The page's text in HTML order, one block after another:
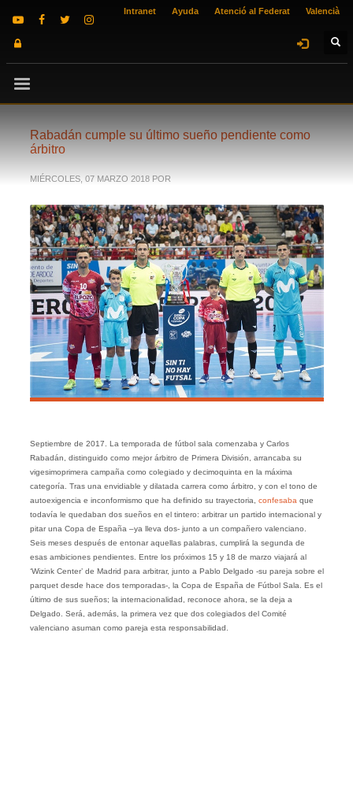
Intranet Ayuda Atenció al Federat Valencià
Rabadán cumple su último sueño pendiente como
árbitro
MIÉRCOLES, 07 MARZO 2018 POR
Septiembre de 2017. La temporada de fútbol sala comenzaba y Carlos
Rabadán, distinguido como mejor árbitro de Primera División, arrancaba su
vigesimoprimera campaña como colegiado y decimoquinta en la máxima
categoría. Tras una envidiable y dilatada carrera como árbitro, y con el tono de
autoexigencia e inconformismo que ha definido su trayectoria, confesaba que
todavía le quedaban dos sueños en el tintero: arbitrar un partido internacional y
pitar una Copa de España –ya lleva dos- junto a un compañero valenciano.
Seis meses después de entonar aquellas palabras, cumplirá la segunda de
esas ambiciones pendientes. Entre los próximos 15 y 18 de marzo viajará al
‘Wizink Center’ de Madrid para arbitrar, junto a Pablo Delgado -su pareja sobre el
parquet desde hace dos temporadas-, la Copa de España de Fútbol Sala. Es el
último de sus sueños; la internacionalidad, reconoce ahora, se la deja a
Delgado. Será, además, la primera vez que dos colegiados del Comité
valenciano asuman como pareja esta responsabilidad.